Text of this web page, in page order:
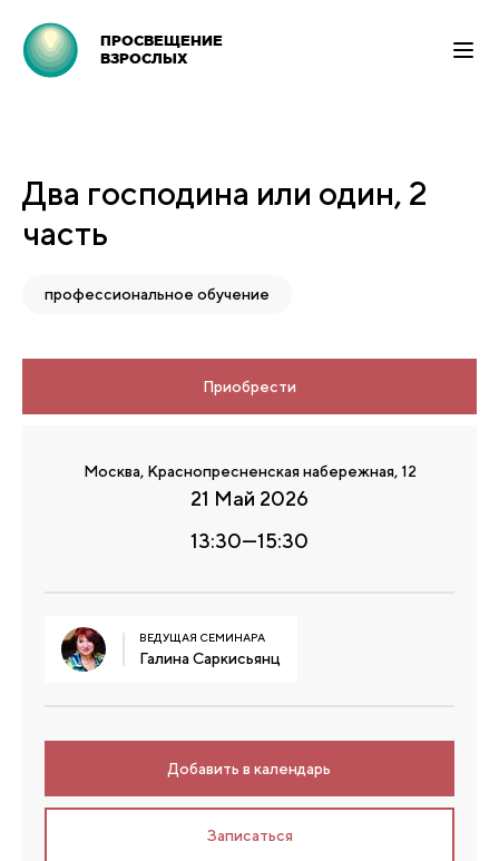
ПРОСВЕЩЕНИЕ
ВЗРОСЛЫХ
Два господина или один, 2
часть
профессиональное обучение
Приобрести
Москва, Краснопресненская набережная, 12
21 Май 2026
13:30—15:30
ВЕДУЩАЯ СЕМИНАРА
Галина Саркисьянц
Добавить в календарь
Записаться